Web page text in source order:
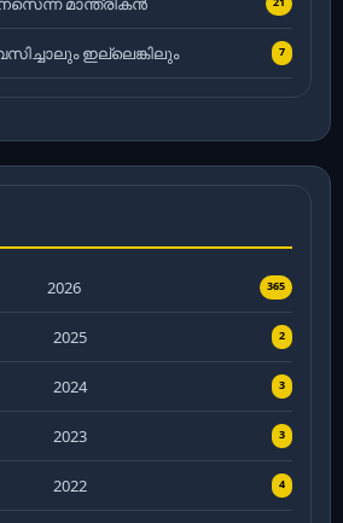
ഇല്ലെങ്കിലും 7
2026 365
2025 2
2024 3
2023 3
2022 4